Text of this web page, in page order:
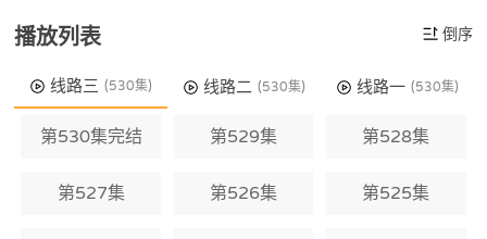
播放列表 倒序
线路三 (530集) 线路二 (530集) 线路一 (530集)
第530集完结 第529集 第528集
第527集 第526集 第525集